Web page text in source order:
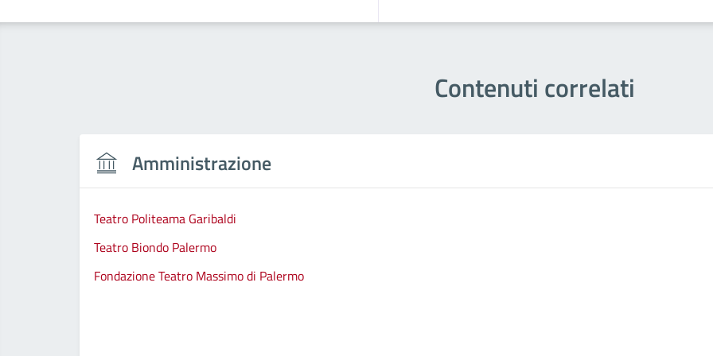
Contenuti correlati
Amministrazione
Teatro Politeama Garibaldi
Teatro Biondo Palermo
Fondazione Teatro Massimo di Palermo